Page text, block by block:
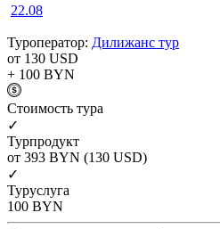
22.08
Туроператор: Дилижанс тур
от 130 USD
+ 100 BYN
Cтоимость тура
✓
Турпродукт
от 393 BYN (130 USD)
✓
Туруслуга
100 BYN